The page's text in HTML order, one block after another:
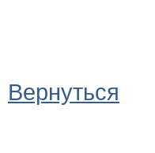
Вернуться